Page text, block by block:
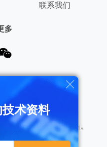
联系我们
多
帮助？
Systems, Inc. All rights
术资料